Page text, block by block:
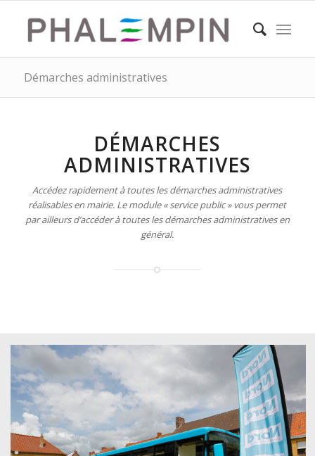
Démarches administratives
DÉMARCHES
ADMINISTRATIVES
Accédez rapidement à toutes les démarches administratives
réalisables en mairie. Le module « service public » vous permet
par ailleurs d’accéder à toutes les démarches administratives en
général.